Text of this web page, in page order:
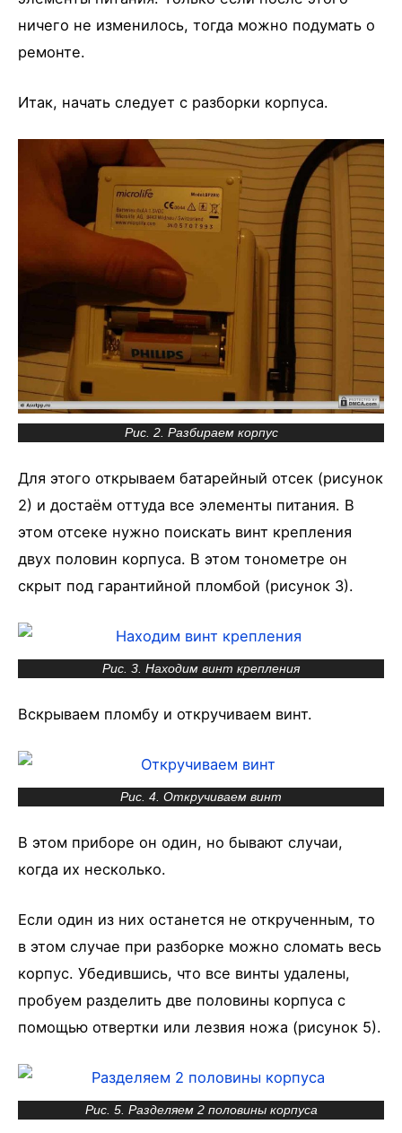
ничего не изменилось, тогда можно подумать о
ремонте.
Итак, начать следует с разборки корпуса.
Рис. 2. Разбираем корпус
Для этого открываем батарейный отсек (рисунок
2) и достаём оттуда все элементы питания. В
этом отсеке нужно поискать винт крепления
двух половин корпуса. В этом тонометре он
скрыт под гарантийной пломбой (рисунок 3).
Рис. 3. Находим винт крепления
Вскрываем пломбу и откручиваем винт.
Рис. 4. Откручиваем винт
В этом приборе он один, но бывают случаи,
когда их несколько.
Если один из них останется не открученным, то
в этом случае при разборке можно сломать весь
корпус. Убедившись, что все винты удалены,
пробуем разделить две половины корпуса с
помощью отвертки или лезвия ножа (рисунок 5).
Рис. 5. Разделяем 2 половины корпуса